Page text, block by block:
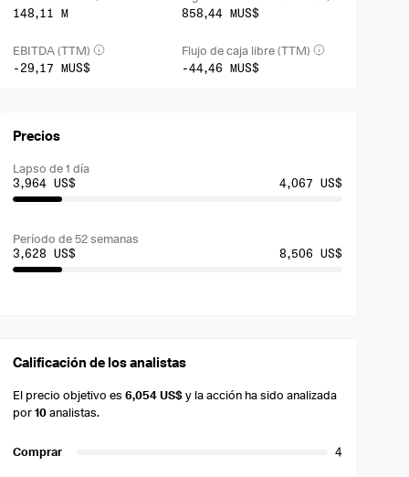
148,11 M
858,44 MUS$
EBITDA (TTM)
-29,17 MUS$
Flujo de caja libre (TTM)
-44,46 MUS$
Precios
Lapso de 1 día
3,964 US$
4,067 US$
Período de 52 semanas
3,628 US$
8,506 US$
Calificación de los analistas
El precio objetivo es6,054 US$y la acción ha sido analizada
por10analistas.
Comprar 4